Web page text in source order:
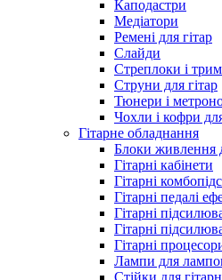
Каподастри
Медіатори
Ремені для гітар
Слайди
Стреплоки і
Струни для гітар
Тюнери і
Чохли і кофри
Гітарне обладнання
Блоки живлення
Гітарні кабінети
Гітарні
Гітарні педалі
Гітарні
Гітарні
Гітарні
Лампи для
Стійки для